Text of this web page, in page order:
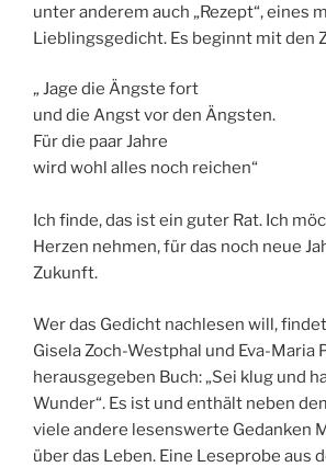
unter anderem auch „Rezept“, eines
Lieblingsgedicht. Es beginnt mit den
„ Jage die Ängste fort
und die Angst vor den Ängsten.
Für die paar Jahre
wird wohl alles noch reichen“
Ich finde, das ist ein guter Rat. Ich
Herzen nehmen, für das noch neue
Zukunft.
Wer das Gedicht nachlesen will,
Gisela Zoch-Westphal und Eva-Maria
herausgegeben Buch: „Sei klug und
Wunder“. Es ist und enthält neben
viele andere lesenswerte Gedanken
über das Leben. Eine Leseprobe aus